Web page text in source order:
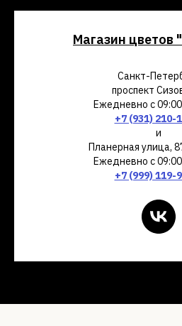
Магазин цветов
Санкт-
проспект
Ежедневно с
+7 (931) 210-
и
Планерная улица,
Ежедневно с
+7 (999) 119-